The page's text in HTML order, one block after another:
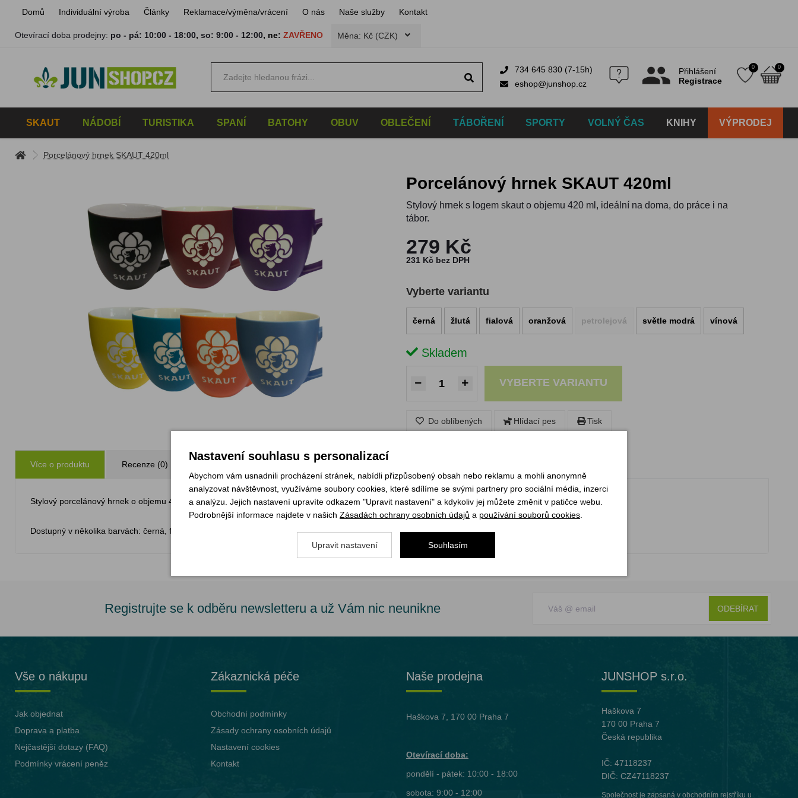
Domů Individuální výroba Články Reklamace/výměna/vrácení O nás Naše služby Kontakt
Otevírací doba prodejny: po - pá: 10:00 - 18:00,so: 9:00 - 12:00, ne: ZAVŘENO Měna: Kč (CZK)
734 645 830 (7-15h)
eshop@junshop.cz
Přihlášení
Registrace
0 0
SKAUT NÁDOBÍ TURISTIKA SPANÍ BATOHY OBUV OBLEČENÍ TÁBOŘENÍ SPORTY VOLNÝ ČAS KNIHY VÝPRODEJ
Porcelánový hrnek SKAUT 420ml
Porcelánový hrnek SKAUT 420ml
Stylový hrnek s logem skaut o objemu 420 ml, ideální na doma, do práce i na
tábor.
279 Kč
231 Kč bez DPH
Vyberte variantu
černá žlutá fialová oranžová petrolejová světle modrá vínová
Skladem
VYBERTE VARIANTU
Do oblíbených Hlídací pes Tisk
Více o produktu Recenze (0)
Stylový porcelánový hrnek o objemu 420 ml s logem skaut. Praktický pro každodenní použití doma, v práci i na táboře. Skvělý na ranní čaj, kávu nebo kakao.
Dostupný v několika barvách: černá, fialová, oranžová, petrolejová, světle modrá, vínová a žlutá.
Registrujte se k odběru newsletteru a už Vám nic neunikne ODEBÍRAT
Vše o nákupu
Jak objednat
Doprava a platba
Nejčastější dotazy (FAQ)
Podmínky vrácení peněz
Zákaznická péče
Obchodní podmínky
Zásady ochrany osobních údajů
Nastavení cookies
Kontakt
Naše prodejna
Haškova 7, 170 00 Praha 7
Otevírací doba:
pondělí - pátek: 10:00 - 18:00
sobota: 9:00 - 12:00
JUNSHOP s.r.o.
Haškova 7
170 00 Praha 7
Česká republika
IČ: 47118237
DIČ: CZ47118237
Společnost je zapsaná v obchodním rejstříku u
Nastavení souhlasu s personalizací
Abychom vám usnadnili procházení stránek, nabídli přizpůsobený obsah nebo reklamu a mohli anonymně
analyzovat návštěvnost, využíváme soubory cookies, které sdílíme se svými partnery pro sociální média, inzerci
a analýzu. Jejich nastavení upravíte odkazem "Upravit nastavení" a kdykoliv jej můžete změnit v patičce webu.
Podrobnější informace najdete v našich Zásadách ochrany osobních údajů a používání souborů cookies
Upravit nastavení Souhlasím